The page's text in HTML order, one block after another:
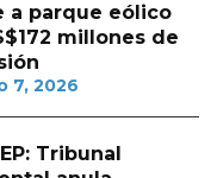
a parque eólico
millones de
7, 2026
Tribunal